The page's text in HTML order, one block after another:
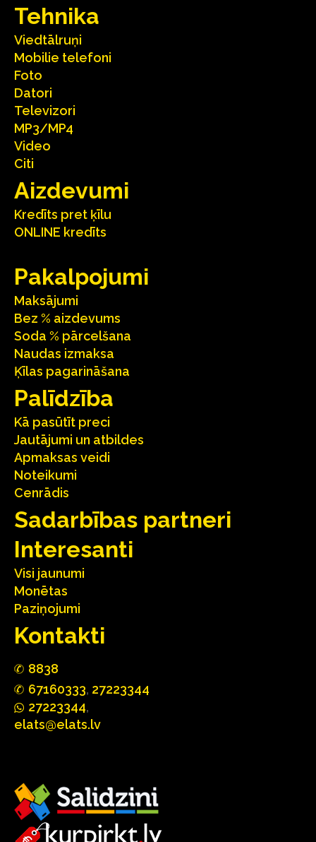
Tehnika
Viedtālruņi
Mobilie telefoni
Foto
Datori
Televizori
MP3/MP4
Video
Citi
Aizdevumi
Kredīts pret ķīlu
ONLINE kredīts
Pakalpojumi
Maksājumi
Bez % aizdevums
Soda % pārcelšana
Naudas izmaksa
Ķīlas pagarināšana
Palīdzība
Kā pasūtīt preci
Jautājumi un atbildes
Apmaksas veidi
Noteikumi
Cenrādis
Sadarbības partneri
Interesanti
Visi jaunumi
Monētas
Paziņojumi
Kontakti
8838
67160333, 27223344
27223344,
elats@elats.lv